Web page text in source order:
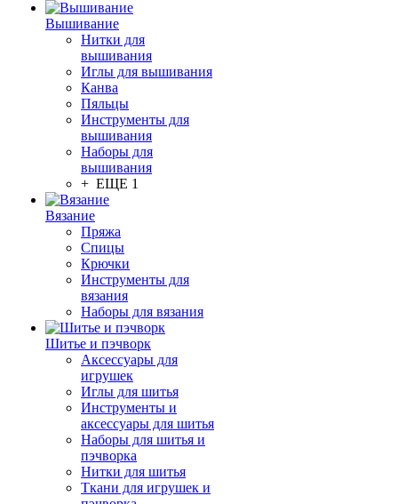
Вышивание
Нитки для
вышивания
Иглы для вышивания
Канва
Пяльцы
Инструменты для
вышивания
Наборы для
вышивания
+ ЕЩЕ 1
Вязание
Пряжа
Спицы
Крючки
Инструменты для
вязания
Наборы для вязания
Шитье и пэчворк
Аксессуары для
игрушек
Иглы для шитья
Инструменты и
аксессуары для шитья
Наборы для шитья и
пэчворка
Нитки для шитья
Ткани для игрушек и